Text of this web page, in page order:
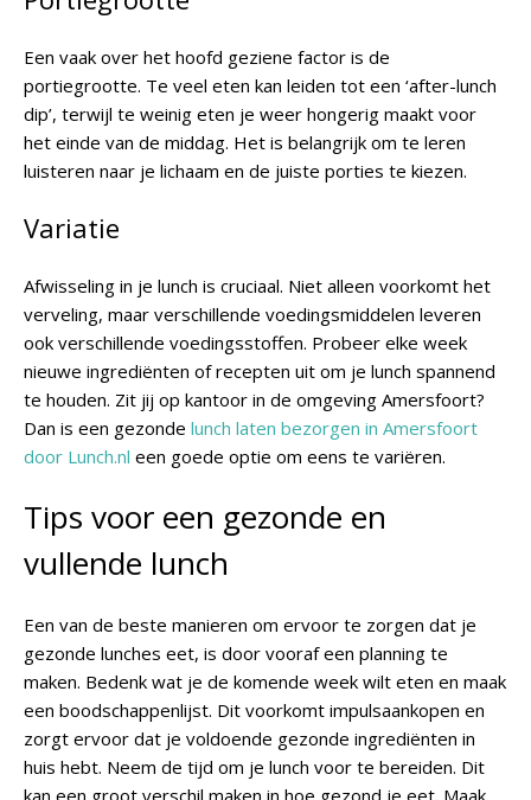
Een vaak over het hoofd geziene factor is de
portiegrootte. Te veel eten kan leiden tot een ‘after-lunch
dip’, terwijl te weinig eten je weer hongerig maakt voor
het einde van de middag. Het is belangrijk om te leren
luisteren naar je lichaam en de juiste porties te kiezen.
Variatie
Afwisseling in je lunch is cruciaal. Niet alleen voorkomt het
verveling, maar verschillende voedingsmiddelen leveren
ook verschillende voedingsstoffen. Probeer elke week
nieuwe ingrediënten of recepten uit om je lunch spannend
te houden. Zit jij op kantoor in de omgeving Amersfoort?
Dan is een gezonde lunch laten bezorgen in Amersfoort
door Lunch.nl een goede optie om eens te variëren.
Tips voor een gezonde en
vullende lunch
Een van de beste manieren om ervoor te zorgen dat je
gezonde lunches eet, is door vooraf een planning te
maken. Bedenk wat je de komende week wilt eten en maak
een boodschappenlijst. Dit voorkomt impulsaankopen en
zorgt ervoor dat je voldoende gezonde ingrediënten in
huis hebt. Neem de tijd om je lunch voor te bereiden. Dit